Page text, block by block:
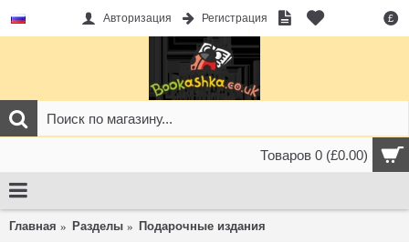
£
Авторизация Регистрация
Товаров 0 (£0.00)
Главная Разделы Подарочные издания